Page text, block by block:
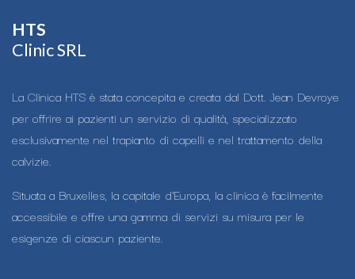
HTS​
Clinic SRL
La Clinica HTS è stata concepita e creata dal Dott. Jean Devroye
per offrire ai pazienti un servizio di qualità, specializzato
esclusivamente nel trapianto di capelli e nel trattamento della
calvizie.
Situata a Bruxelles, la capitale d'Europa, la clinica è facilmente
accessibile e offre una gamma di servizi su misura per le
esigenze di ciascun paziente.